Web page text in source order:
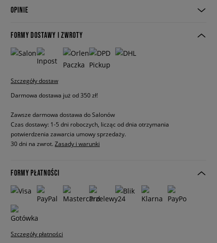
OPINIE
FORMY DOSTAWY I ZWROTY
Szczegóły dostaw
Darmowa dostawa już od 350 zł!
Zawsze darmowa dostawa do Salonów
Czas dostawy: 1-5 dni roboczych, licząc od dnia otrzymania
potwierdzenia zawarcia umowy sprzedaży.
30 dni na zwrot. Zasady i warunki
FORMY PŁATNOŚCI
Szczegóły płatności